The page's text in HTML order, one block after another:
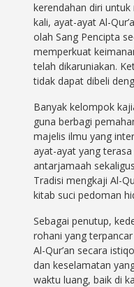
kerendahan diri
kali, ayat-ayat Al-
olah Sang Pencipta
memperkuat
telah dikaruniakan.
tidak dapat dibeli
Banyak kelompok
guna berbagi
majelis ilmu yang
ayat-ayat yang
antarjamaah
Tradisi mengkaji Al-
kitab suci pedoman
Sebagai penutup,
rohani yang
Al-Qur’an secara
dan keselamatan
waktu luang, baik di